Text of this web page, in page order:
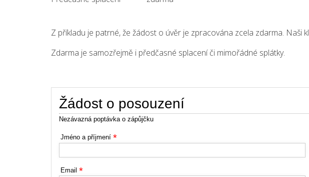
Z příkladu je patrné, že žádost o úvěr je zpracována zcela zdarma. Naši
Zdarma je samozřejmě i předčasné splacení či mimořádné splátky.
Žádost o posouzení
Nezávazná poptávka o zápůjčku
Jméno a příjmení *
Email *